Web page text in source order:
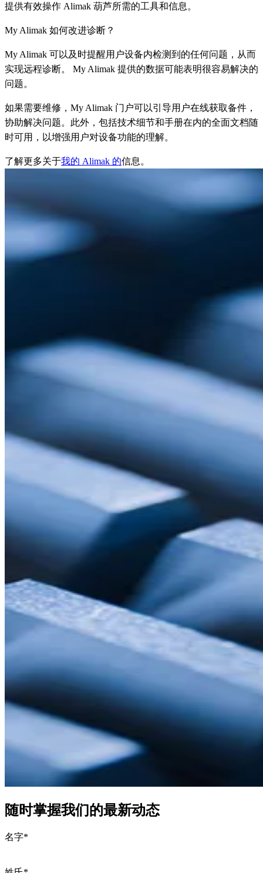
提供有效操作 Alimak 葫芦所需的工具和信息。
My Alimak 如何改进诊断？
My Alimak 可以及时提醒用户设备内检测到的任何问题，从而
实现远程诊断。 My Alimak 提供的数据可能表明很容易解决的
问题。
如果需要维修，My Alimak 门户可以引导用户在线获取备件，
协助解决问题。此外，包括技术细节和手册在内的全面文档随
时可用，以增强用户对设备功能的理解。
了解更多关于我的 Alimak 的信息。
随时掌握我们的最新动态
名字*